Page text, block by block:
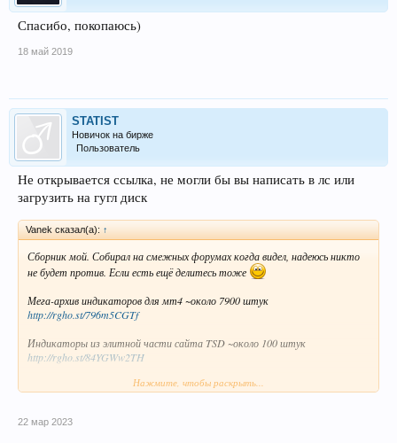
Спасибо, покопаюсь)
18 май 2019
STATIST
Новичок на бирже
Пользователь
Не открывается ссылка, не могли бы вы написать в лс или
загрузить на гугл диск
Vanek сказал(а): ↑
Сборник мой. Собирал на смежных форумах когда видел, надеюсь никто
не будет против. Если есть ещё делитесь тоже
Мега-архив индикаторов для мт4 ~около 7900 штук
http://rgho.st/796m5CGTf
Индикаторы из элитной части сайта TSD ~около 100 штук
http://rgho.st/84YGWw2TH
Индикаторы с инфосклада ~ 3300 штук
1000 индикаторов для мт
Нажмите, чтобы раскрыть...
22 мар 2023